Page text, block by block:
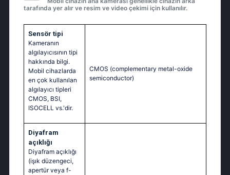
tarafında yer alır ve resim ve video çekimi için kullanılır.
Sensör tipi
Kameranın
algılayıcısının tipi
hakkında bilgi.
Mobil cihazlarda
en çok kullanılan
algılayıcı tipleri
CMOS, BSI,
ISOCELL vs.'dir.
CMOS (complementary metal-oxide
semiconductor)
Diyafram
açıklığı
Diyafram açıklığı
(işık düzengeci,
apertür veya f-